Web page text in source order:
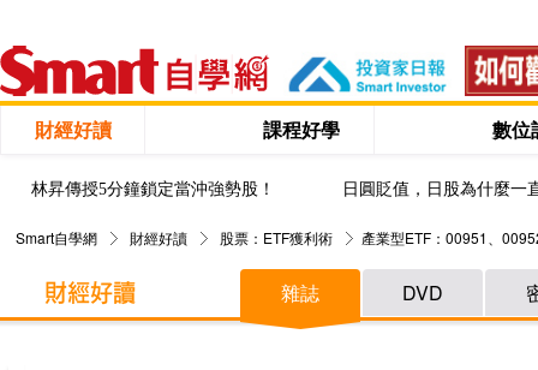
財經好讀 課程好學 數位
林昇傳授5分鐘鎖定當沖強勢股！ 日圓貶值，日股為什麼一
Smart自學網 財經好讀 股票：ETF獲利術 產業型ETF：00951、
雜誌 DVD